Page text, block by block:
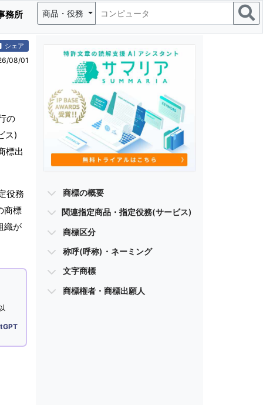
務所 商品・役務
シェア
08/01
の
ス)
標出
役務
商標
織が
商標の概要
関連指定商品・指定役務(サービス)
商標区分
称呼(呼称)・ネーミング
文字商標
商標権者・商標出願人